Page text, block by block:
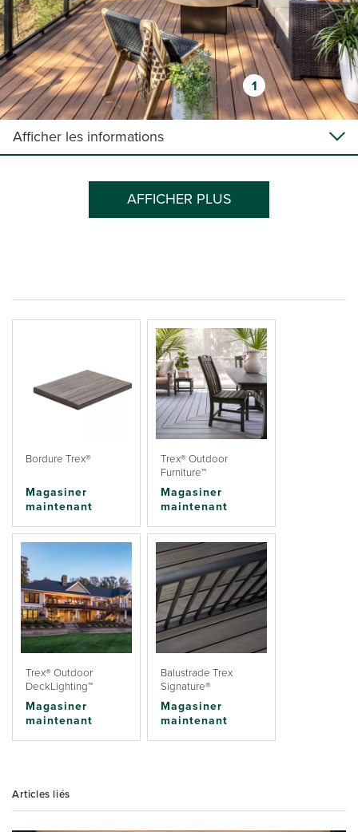
1
Afficher les informations
AFFICHER PLUS
Bordure Trex®
Magasiner
maintenant
Trex® Outdoor
Furniture™
Magasiner
maintenant
Trex® Outdoor
DeckLighting™
Magasiner
maintenant
Balustrade Trex
Signature®
Magasiner
maintenant
Articles liés